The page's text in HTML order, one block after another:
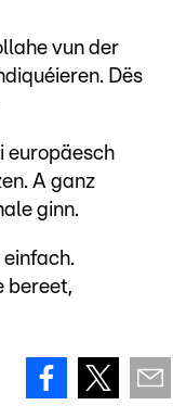
vun der
Dës
europäesch
A ganz
ginn.
bereet,